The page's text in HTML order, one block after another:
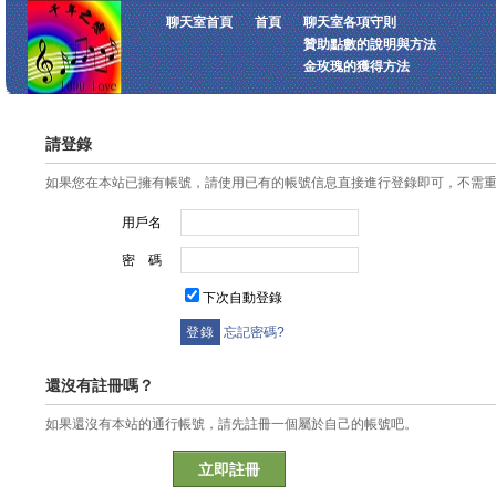
聊天室首頁 首頁
聊天室各項守則
贊助點數的說明與方法
金玫瑰的獲得方法
請登錄
如果您在本站已擁有帳號，請使用已有的帳號信息直接進行登錄即可，不需
用戶名
密 碼
下次自動登錄
忘記密碼?
還沒有註冊嗎？
如果還沒有本站的通行帳號，請先註冊一個屬於自己的帳號吧。
立即註冊